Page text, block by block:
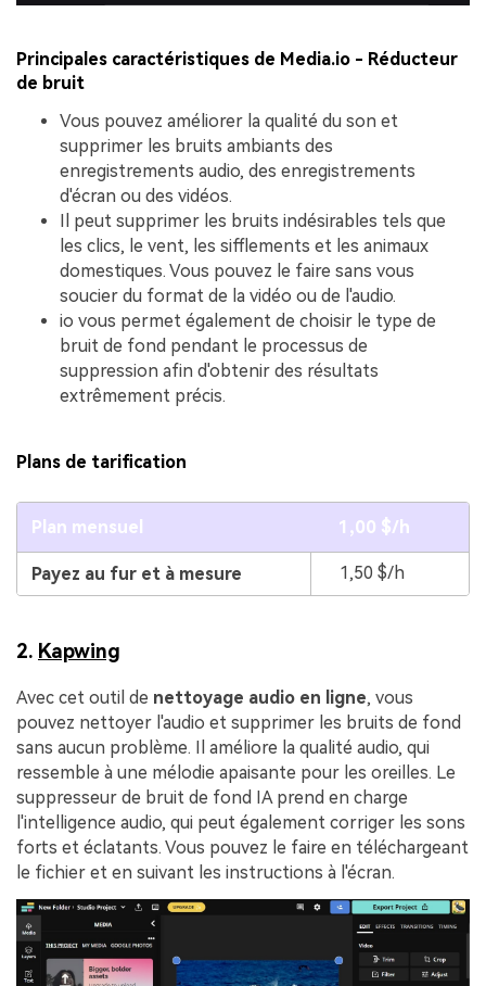
Principales caractéristiques de Media.io - Réducteur
de bruit
Vous pouvez améliorer la qualité du son et
supprimer les bruits ambiants des
enregistrements audio, des enregistrements
d'écran ou des vidéos.
Il peut supprimer les bruits indésirables tels que
les clics, le vent, les sifflements et les animaux
domestiques. Vous pouvez le faire sans vous
soucier du format de la vidéo ou de l'audio.
io vous permet également de choisir le type de
bruit de fond pendant le processus de
suppression afin d'obtenir des résultats
extrêmement précis.
Plans de tarification
Plan mensuel 1,00 $/h
Payez au fur et à mesure 1,50 $/h
2. Kapwing
Avec cet outil de nettoyage audio en ligne, vous
pouvez nettoyer l'audio et supprimer les bruits de fond
sans aucun problème. Il améliore la qualité audio, qui
ressemble à une mélodie apaisante pour les oreilles. Le
suppresseur de bruit de fond IA prend en charge
l'intelligence audio, qui peut également corriger les sons
forts et éclatants. Vous pouvez le faire en téléchargeant
le fichier et en suivant les instructions à l'écran.